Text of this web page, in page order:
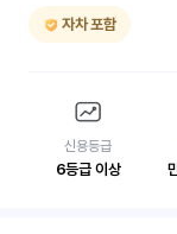
자차 포함
신용등급
6등급 이상